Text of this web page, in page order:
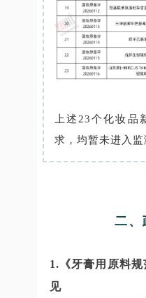
上述23个化妆品
求，均暂未进入监
二、
1.《牙膏用原料
见